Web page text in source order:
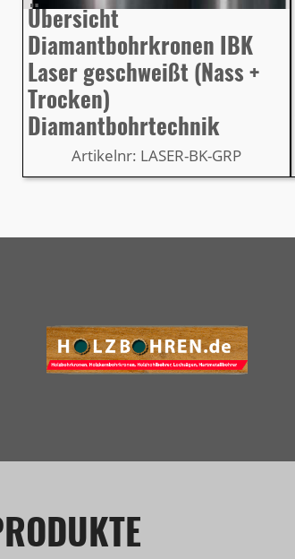
Übersicht
Diamantbohrkronen IBK
Laser geschweißt (Nass +
Trocken)
Diamantbohrtechnik
Artikelnr: LASER-BK-GRP